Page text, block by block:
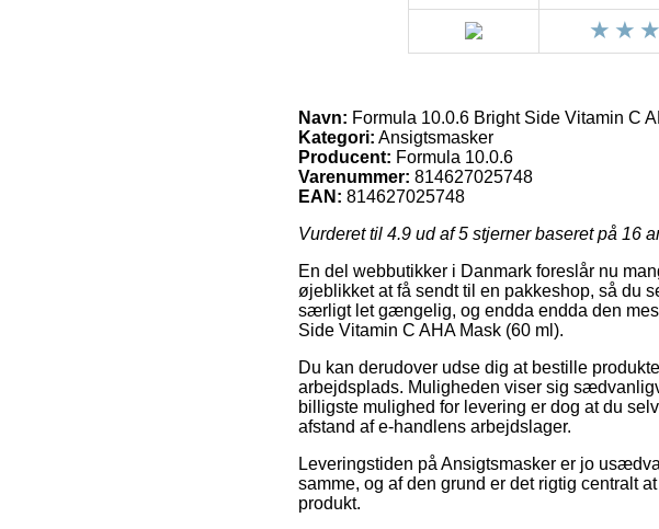
Navn: Formula 10.0.6 Bright Side Vitamin C
Kategori: Ansigtsmasker
Producent: Formula 10.0.6
Varenummer: 814627025748
EAN: 814627025748
Vurderet til 4.9 ud af 5 stjerner baseret på 16
En del webbutikker i Danmark foreslår nu
øjeblikket at få sendt til en pakkeshop, så du
særligt let gængelig, og endda endda den
Side Vitamin C AHA Mask (60 ml).
Du kan derudover udse dig at bestille
arbejdsplads. Muligheden viser sig
billigste mulighed for levering er dog at du
afstand af e-handlens arbejdslager.
Leveringstiden på Ansigtsmasker er jo
samme, og af den grund er det rigtig centralt
produkt.